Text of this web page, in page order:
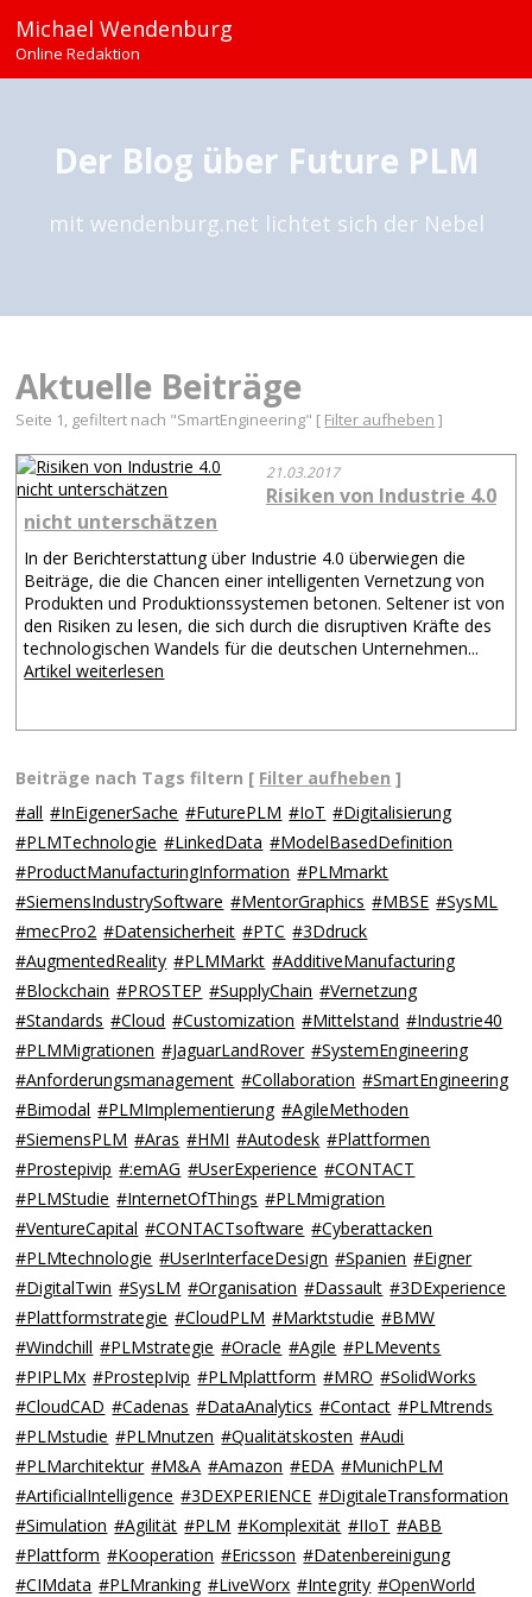
Michael Wendenburg
Online Redaktion
Der Blog über Future PLM
mit wendenburg.net lichtet sich der Nebel
Aktuelle Beiträge
Seite 1, gefiltert nach "SmartEngineering" [ Filter aufheben ]
21.03.2017
Risiken von Industrie 4.0
nicht unterschätzen
In der Berichterstattung über Industrie 4.0 überwiegen die
Beiträge, die die Chancen einer intelligenten Vernetzung von
Produkten und Produktionssystemen betonen. Seltener ist von
den Risiken zu lesen, die sich durch die disruptiven Kräfte des
technologischen Wandels für die deutschen Unternehmen...
Artikel weiterlesen
Beiträge nach Tags filtern [ Filter aufheben ]
#all #InEigenerSache #FuturePLM #IoT #Digitalisierung
#PLMTechnologie #LinkedData #ModelBasedDefinition
#ProductManufacturingInformation #PLMmarkt
#SiemensIndustrySoftware #MentorGraphics #MBSE #SysML
#mecPro2 #Datensicherheit #PTC #3Ddruck
#AugmentedReality #PLMMarkt #AdditiveManufacturing
#Blockchain #PROSTEP #SupplyChain #Vernetzung
#Standards #Cloud #Customization #Mittelstand #Industrie40
#PLMMigrationen #JaguarLandRover #SystemEngineering
#Anforderungsmanagement #Collaboration #SmartEngineering
#Bimodal #PLMImplementierung #AgileMethoden
#SiemensPLM #Aras #HMI #Autodesk #Plattformen
#Prostepivip #:emAG #UserExperience #CONTACT
#PLMStudie #InternetOfThings #PLMmigration
#VentureCapital #CONTACTsoftware #Cyberattacken
#PLMtechnologie #UserInterfaceDesign #Spanien #Eigner
#DigitalTwin #SysLM #Organisation #Dassault #3DExperience
#Plattformstrategie #CloudPLM #Marktstudie #BMW
#Windchill #PLMstrategie #Oracle #Agile #PLMevents
#PIPLMx #ProstepIvip #PLMplattform #MRO #SolidWorks
#CloudCAD #Cadenas #DataAnalytics #Contact #PLMtrends
#PLMstudie #PLMnutzen #Qualitätskosten #Audi
#PLMarchitektur #M&A #Amazon #EDA #MunichPLM
#ArtificialIntelligence #3DEXPERIENCE #DigitaleTransformation
#Simulation #Agilität #PLM #Komplexität #IIoT #ABB
#Plattform #Kooperation #Ericsson #Datenbereinigung
#CIMdata #PLMranking #LiveWorx #Integrity #OpenWorld